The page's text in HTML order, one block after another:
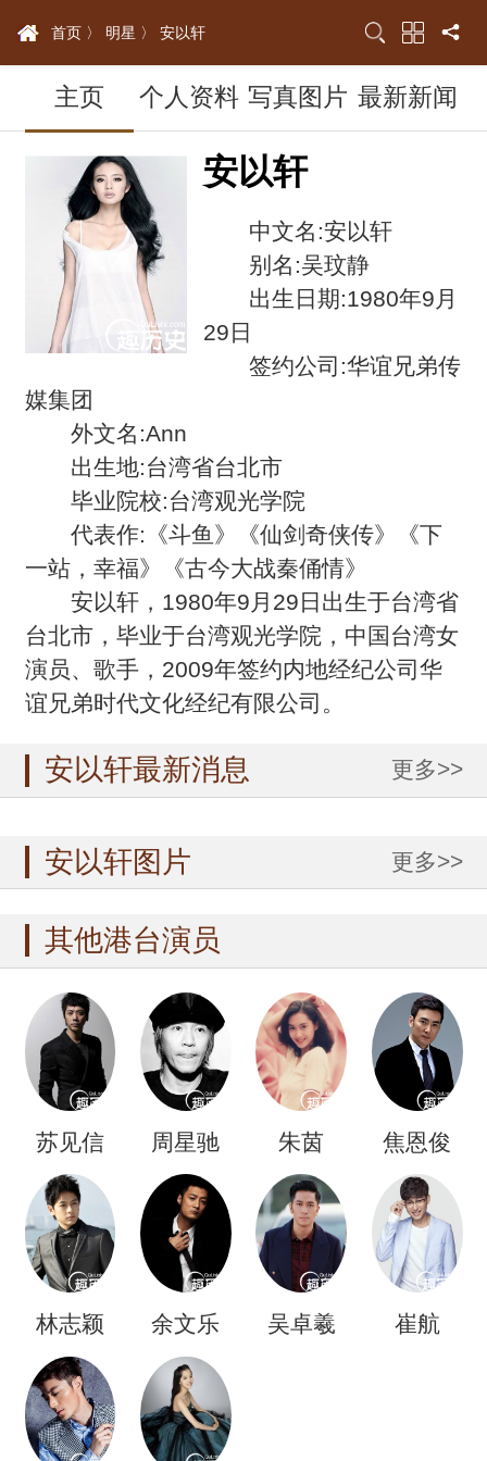
首页 〉 明星 〉 安以轩
主页 个人资料 写真图片 最新新闻
安以轩
中文名:安以轩
别名:吴玟静
出生日期:1980年9月
29日
签约公司:华谊兄弟传
媒集团
外文名:Ann
出生地:台湾省台北市
毕业院校:台湾观光学院
代表作:《斗鱼》《仙剑奇侠传》《下
一站，幸福》《古今大战秦俑情》
安以轩，1980年9月29日出生于台湾省
台北市，毕业于台湾观光学院，中国台湾女
演员、歌手，2009年签约内地经纪公司华
谊兄弟时代文化经纪有限公司。
安以轩最新消息 更多>>
安以轩图片 更多>>
其他港台演员
苏见信 周星驰 朱茵 焦恩俊
林志颖 余文乐 吴卓羲 崔航